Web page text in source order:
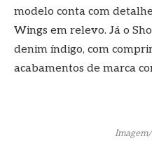
modelo conta com
Wings em relevo. Já o
denim índigo, com
acabamentos de marca